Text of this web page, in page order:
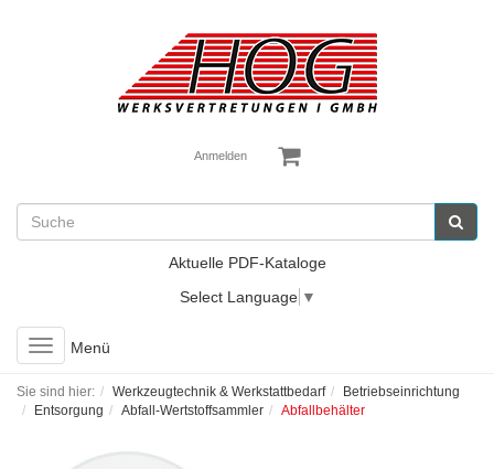
Anmelden
Aktuelle PDF-Kataloge
Select Language ▼
Toggle
navigation
Menü
Sie sind hier: Werkzeugtechnik & Werkstattbedarf
Betriebseinrichtung
Entsorgung
Abfall-Wertstoffsammler Abfallbehälter